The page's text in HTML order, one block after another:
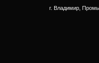
г. Владимир,